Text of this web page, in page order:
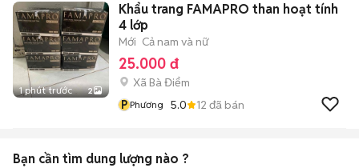
1 phút trước 2
Khẩu trang FAMAPRO than hoạt tính
4 lớp
Mới Cả nam và nữ
25.000 đ
Xã Bà Điểm
P Phương 5.0 12 đã bán
Bạn cần tìm dung lượng nào ?